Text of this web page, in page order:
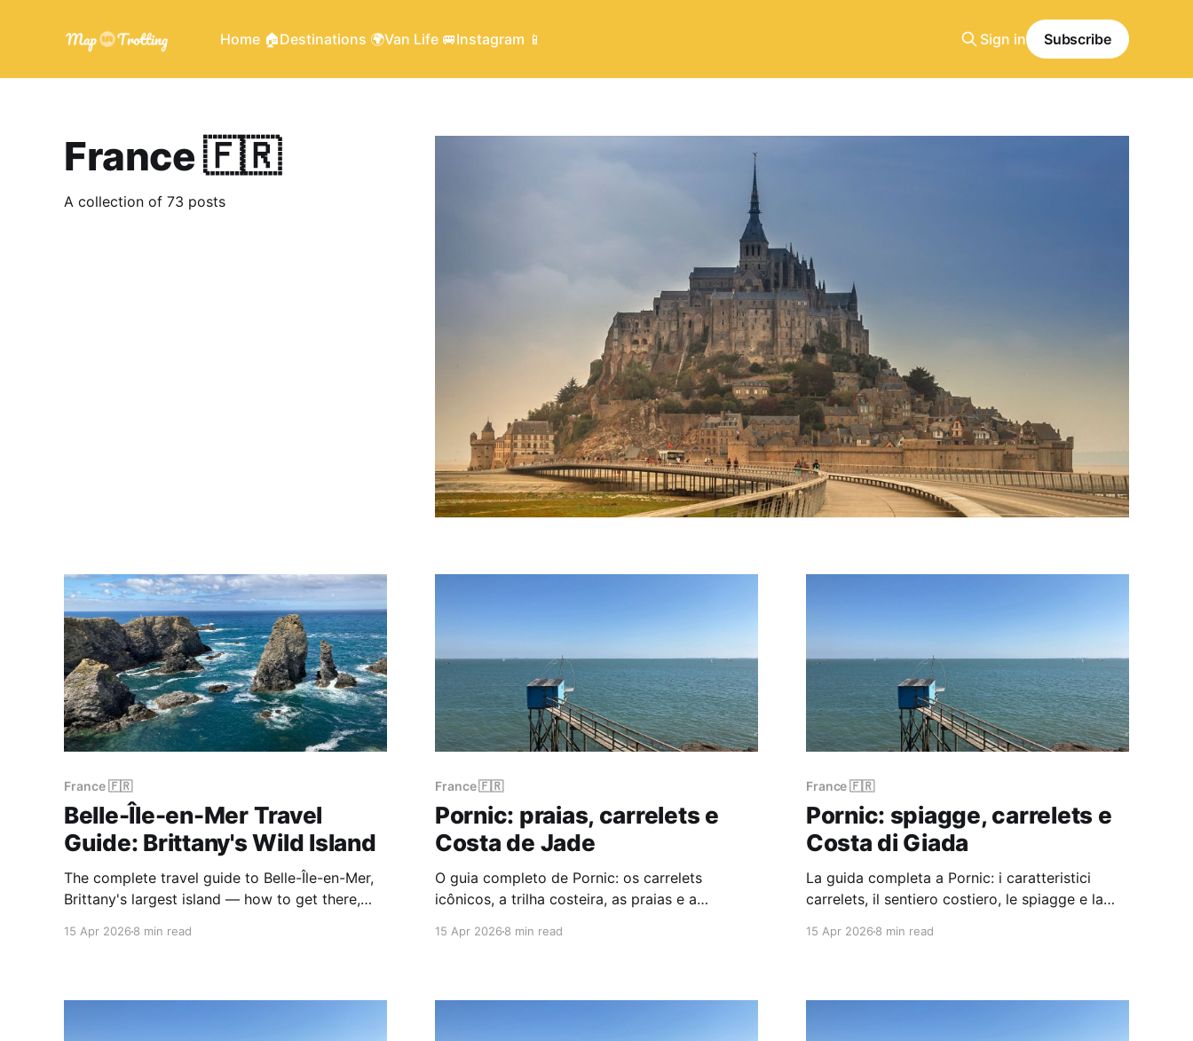
Home 🏠Destinations 🌍Van Life 🚐Instagram 📱 Sign in Subscribe
France 🇫🇷
A collection of 73 posts
France 🇫🇷
Belle-Île-en-Mer Travel
Guide: Brittany's Wild Island
The complete travel guide to Belle-Île-en-Mer,
Brittany's largest island — how to get there,
to expect.
15 Apr 2026 8 min read
France 🇫🇷
Pornic: praias, carrelets e
Costa de Jade
O guia completo de Pornic: os carrelets
icônicos, a trilha costeira, as praias e a
Jade.
15 Apr 20268 min read
France 🇫🇷
Pornic: spiagge, carrelets e
Costa di Giada
La guida completa a Pornic: i caratteristici
carrelets, il sentiero costiero, le spiagge e la
Giada.
15 Apr 20268 min read